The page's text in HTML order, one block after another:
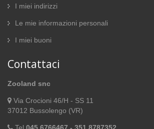
I miei indirizzi
Le mie informazioni personali
I miei buoni
Contattaci
Zooland snc
Via Crocioni 46/H - SS 11
37012 Bussolengo (VR)